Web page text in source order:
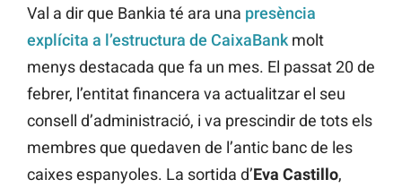
Val a dir que Bankia té ara una presència
explícita a l’estructura de CaixaBank molt
menys destacada que fa un mes. El passat 20 de
febrer, l’entitat financera va actualitzar el seu
consell d’administració, i va prescindir de tots els
membres que quedaven de l’antic banc de les
caixes espanyoles. La sortida d’Eva Castillo,